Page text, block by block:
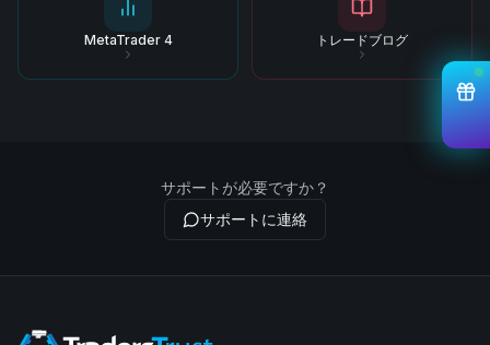
MetaTrader 4 トレードブログ
サポートが必要ですか？
サポートに連絡